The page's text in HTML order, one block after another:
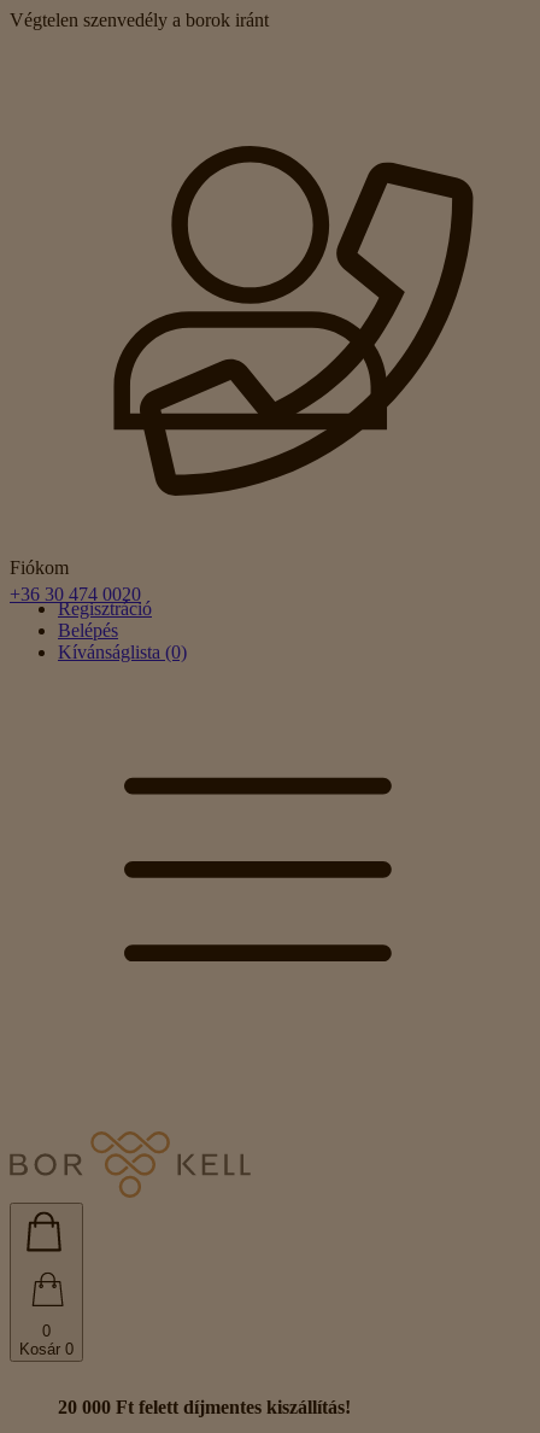
Végtelen szenvedély a borok iránt
Fiókom
Regisztráció
Belépés
Kívánságlista (0)
+36 30 474 0020
0
Kosár 0
20 000 Ft felett díjmentes kiszállítás!